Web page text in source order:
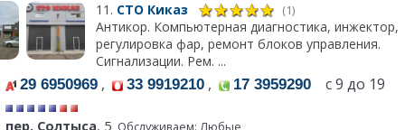
11. СТО Киказ (1)
Антикор. Компьютерная диагностика, инжектор,
регулировка фар, ремонт блоков управления.
Сигнализации. Рем. ...
29 6950969 , 33 9919210 , 17 3959290 с 9 до 19
пер. Солтыса, 5 Обслуживаем: Любые